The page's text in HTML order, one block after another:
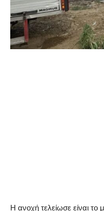
Η ανοχή τελείωσε είναι το